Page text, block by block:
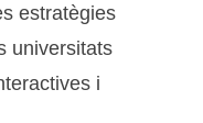
estratègies
universitats
i